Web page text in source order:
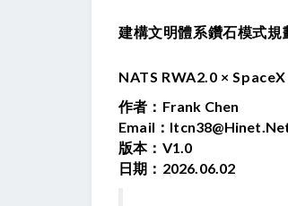
建構文明體系鑽石模式規
NATS RWA2.0 ×
作者：Frank Chen
Email：
版本：V1.0
日期：2026.06.02